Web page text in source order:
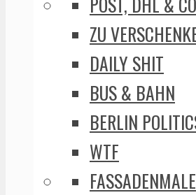
ZU
DAILY SHIT
BUS & BAHN
BERLIN
WTF